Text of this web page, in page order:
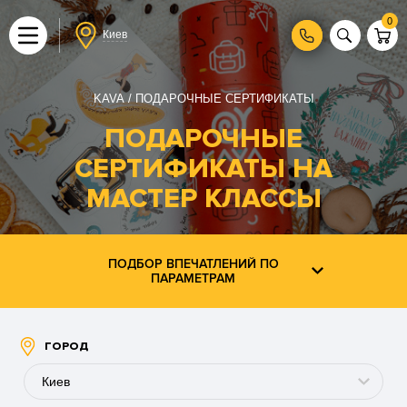
Киев
0
KAVA ПОДАРОЧНЫЕ СЕРТИФИКАТЫ
ПОДАРОЧНЫЕ
СЕРТИФИКАТЫ НА
МАСТЕР КЛАССЫ
ПОДБОР ВПЕЧАТЛЕНИЙ ПО
ПАРАМЕТРАМ
ГОРОД
Киев